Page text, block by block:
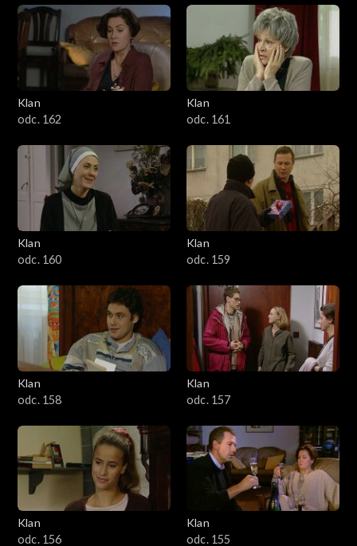
Klan
odc. 162
Klan
odc. 161
Klan
odc. 160
Klan
odc. 159
Klan
odc. 158
Klan
odc. 157
Klan
odc. 156
Klan
odc. 155